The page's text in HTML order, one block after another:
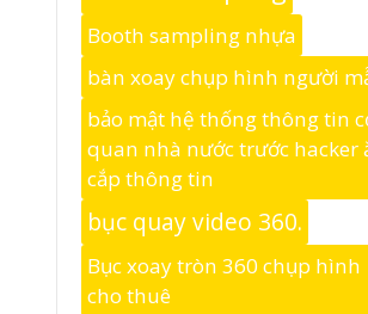
Booth sampling nhựa
bàn xoay chụp hình người
bảo mật hệ thống thông tin
quan nhà nước trước hacker
cắp thông tin
bục quay video 360.
Bục xoay tròn 360 chụp hình
cho thuê